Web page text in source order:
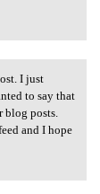
I just
to say that
blog posts.
and I hope